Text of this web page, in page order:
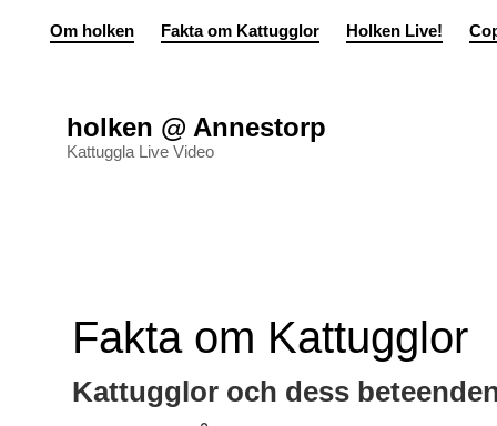
Om holken Fakta om Kattugglor Holken Live!
holken @ Annestorp
Kattuggla Live Video
Fakta om Kattugglor
Kattugglor och dess